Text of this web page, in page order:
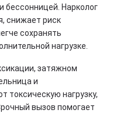
Нарколог
снижает риск
сохранять
нагрузке.
затяжном
и
токсическую нагрузку,
вызов помогает